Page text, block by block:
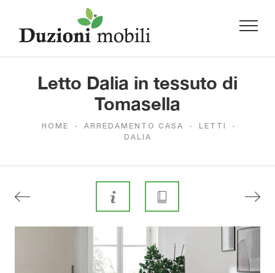
Letto Dalia in tessuto di
Tomasella
HOME - ARREDAMENTO CASA - LETTI
-
DALIA